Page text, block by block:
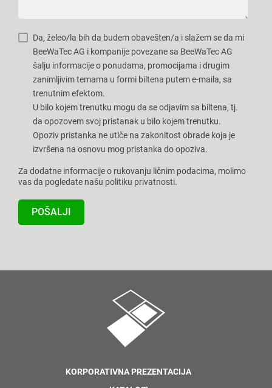
Da, želeo/la bih da budem obavešten/a i slažem se da mi
BeeWaTec AG i kompanije povezane sa BeeWaTec AG
šalju informacije o ponudama, promocijama i drugim
zanimljivim temama u formi biltena putem e-maila, sa
trenutnim efektom.
U bilo kojem trenutku mogu da se odjavim sa biltena, tj.
da opozovem svoj pristanak u bilo kojem trenutku.
Opoziv pristanka ne utiče na zakonitost obrade koja je
izvršena na osnovu mog pristanka do opoziva.
Za dodatne informacije o rukovanju ličnim podacima, molimo
vas da pogledate našu politiku privatnosti.
KORPORATIVNA PREZENTACIJA